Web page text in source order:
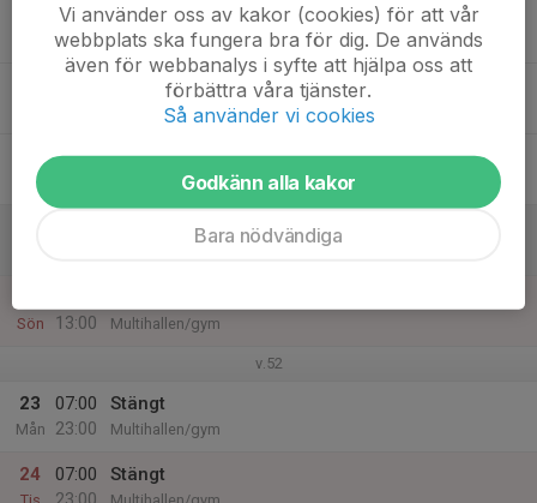
Fre
10:00
se träningstider på startsida
Multihallen/gym
se träningstider på startsida
Sön
13:00
Multihallen/gym
v.52
23
Mån
07:00
23:00
Stängt
Multihallen/gym
24
07:00
Stängt
Vi använder oss av kakor (cookies) för att vår
webbplats ska fungera bra för dig. De används
även för webbanalys i syfte att hjälpa oss att
förbättra våra tjänster.
Så använder vi cookies
Godkänn alla kakor
Bara nödvändiga